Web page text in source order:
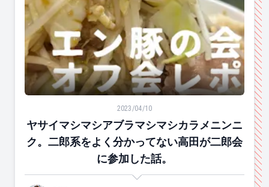
ヤサイマシマシアブラマシマシカラメニンニク。二郎
2023/04/10
ヤサイマシマシアブラマシマシカラメニンニ
ク。二郎系をよく分かってない高田が二郎会
に参加した話。